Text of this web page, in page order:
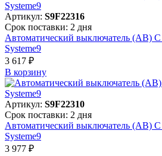
Артикул: S9F22316
Срок поставки: 2 дня
Автоматический выключатель (АВ)
Systeme9
3 617 ₽
В корзинy
Артикул: S9F22310
Срок поставки: 2 дня
Автоматический выключатель (АВ)
Systeme9
3 977 ₽